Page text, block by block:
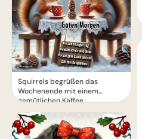
Squirrels begrüßen das
Wochenende mit einem
gemütlichen Kaffee